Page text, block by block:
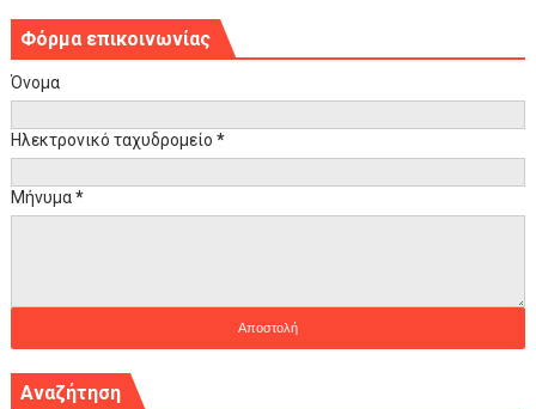
Φόρμα επικοινωνίας
Όνομα
Ηλεκτρονικό ταχυδρομείο *
Μήνυμα*
Αναζήτηση